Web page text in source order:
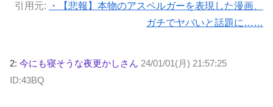
引用元:
・【悲報】本物のアスペルガーを表現した漫画、
ガチでヤバいと話題に……
2: 今にも寝そうな夜更かしさん 24/01/01(月) 21:57:25
ID:43BQ